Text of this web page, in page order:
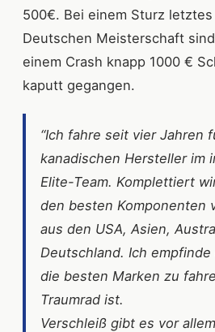
500€. Bei einem Sturz
Deutschen Meisterschaft
einem Crash knapp 1000 €
kaputt gegangen.
“Ich fahre seit vier Jahren
kanadischen Hersteller im
Elite-Team. Komplettiert
den besten Komponenten
aus den USA, Asien,
Deutschland. Ich
die besten Marken zu
Traumrad ist.
Verschleiß gibt es vor